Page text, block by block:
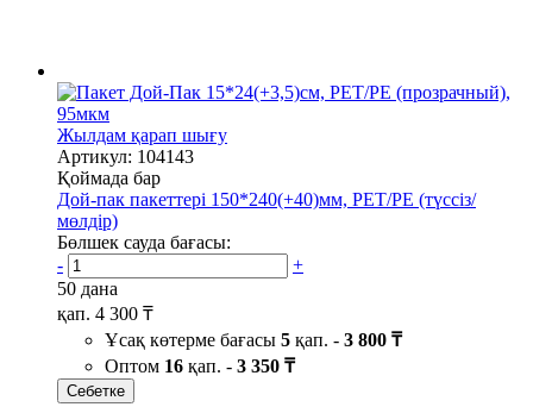
Жылдам қарап шығу
Артикул: 104143
Қоймада бар
Дой-пак пакеттері 150*240(+40)мм, PET/PE (түссіз/
мөлдір)
Бөлшек сауда бағасы:
-
+
50 дана
қап. 4 300 ₸
Ұсақ көтерме бағасы 5 қап. - 3 800 ₸
Оптом 16 қап. - 3 350 ₸
Себетке